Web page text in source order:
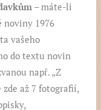
– máte-li
noviny 1976
vašeho
do textu novin
např. „Z
zde až 7 fotografií,